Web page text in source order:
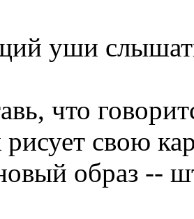
уши
что
свою
образ --